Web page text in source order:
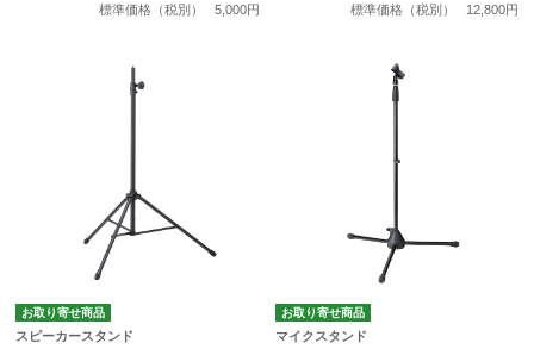
標準価格（税別）
5,000円
標準価格（税別）
12,800円
お取り寄せ商品
スピーカースタンド
お取り寄せ商品
マイクスタンド